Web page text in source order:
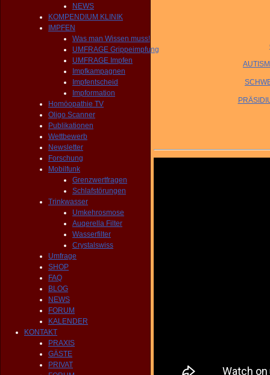
NEWS
KOMPENDIUM KLINIK
IMPFEN
Was man Wissen muss!
UMFRAGE Grippeimpfung
UMFRAGE Impfen
Impfkampagnen
Impfentscheid
Impformation
Homöopathie TV
Oligo Scanner
Publikationen
Wettbewerb
Newsletter
Forschung
Mobilfunk
Grenzwertfragen
Schlafstörungen
Trinkwasser
Umkehrosmose
Auqerella Filter
Wasserfilter
Crystalswiss
Umfrage
SHOP
FAQ
BLOG
NEWS
FORUM
KALENDER
KONTAKT
PRAXIS
GÄSTE
PRIVAT